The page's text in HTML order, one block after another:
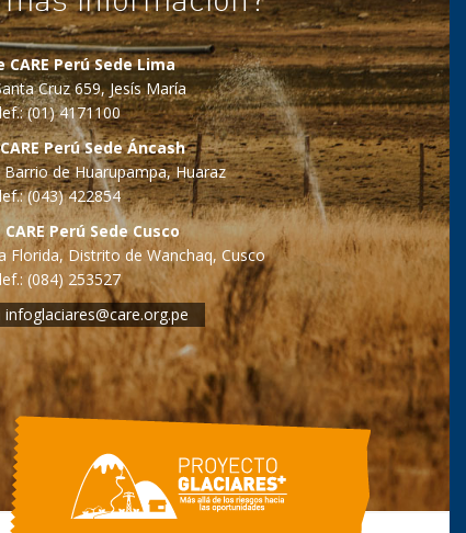
Perú Sede Lima
Cruz 659, Jesís María
(01) 4171100
Perú Sede Áncash
Barrio de Huarupampa, Huaraz
(043) 422854
Perú Sede Cusco
Florida, Distrito de Wanchaq, Cusco
(084) 253527
infoglaciares@care.org.pe